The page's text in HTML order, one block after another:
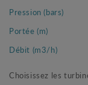
Pression (bars)
Portée (m)
Débit (m3/h)
Choisissez les